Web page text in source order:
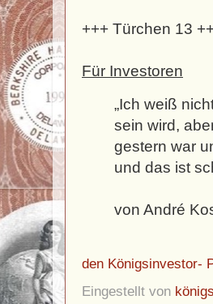
+++ Türchen 13
Für Investoren
„Ich weiß
sein wird,
gestern war
und das ist
von André
den Königsinvestor-
Eingestellt von